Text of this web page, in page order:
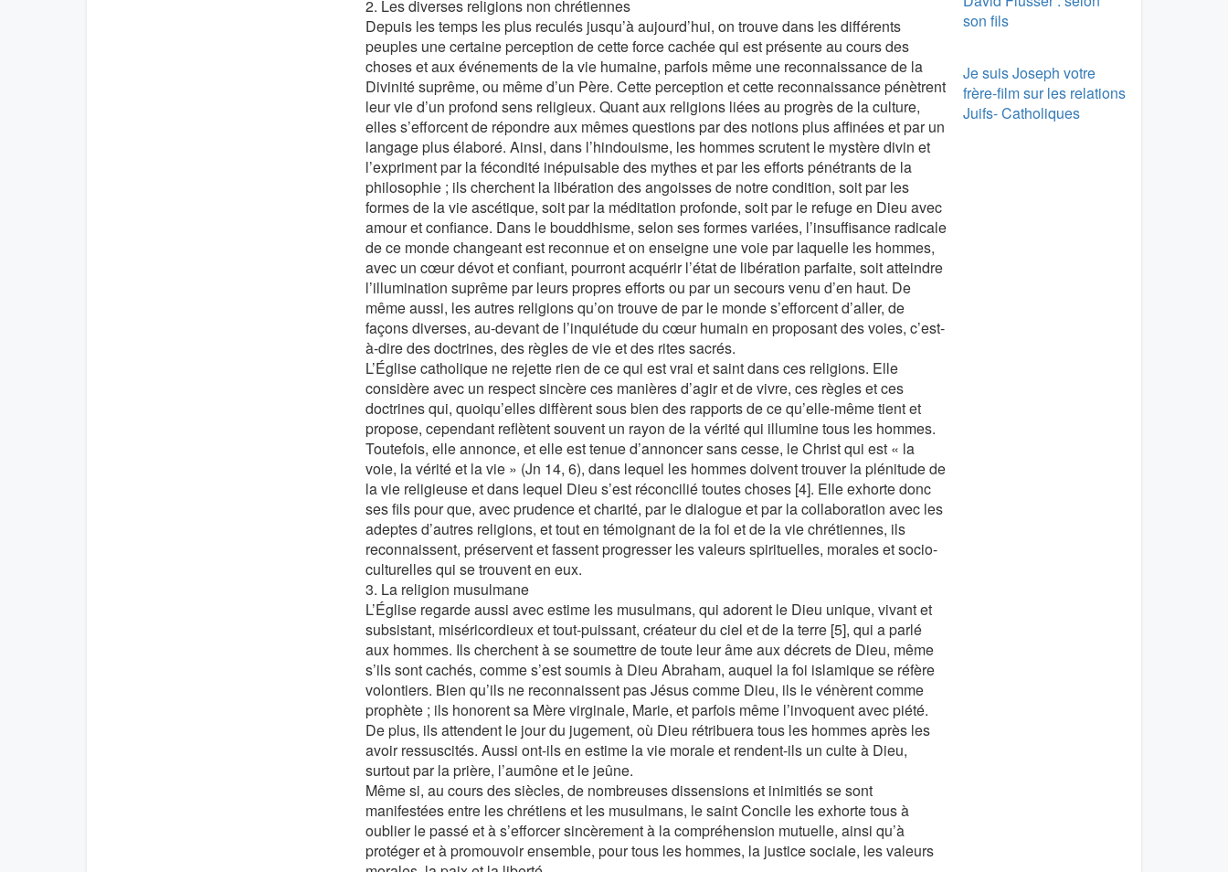
2. Les diverses religions non chrétiennes
Depuis les temps les plus reculés jusqu’à aujourd’hui, on trouve dans les différents
peuples une certaine perception de cette force cachée qui est présente au cours des
choses et aux événements de la vie humaine, parfois même une reconnaissance de la
Divinité suprême, ou même d’un Père. Cette perception et cette reconnaissance pénètrent
leur vie d’un profond sens religieux. Quant aux religions liées au progrès de la culture,
elles s’efforcent de répondre aux mêmes questions par des notions plus affinées et par un
langage plus élaboré. Ainsi, dans l’hindouisme, les hommes scrutent le mystère divin et
l’expriment par la fécondité inépuisable des mythes et par les efforts pénétrants de la
philosophie ; ils cherchent la libération des angoisses de notre condition, soit par les
formes de la vie ascétique, soit par la méditation profonde, soit par le refuge en Dieu avec
amour et confiance. Dans le bouddhisme, selon ses formes variées, l’insuffisance radicale
de ce monde changeant est reconnue et on enseigne une voie par laquelle les hommes,
avec un cœur dévot et confiant, pourront acquérir l’état de libération parfaite, soit atteindre
l’illumination suprême par leurs propres efforts ou par un secours venu d’en haut. De
même aussi, les autres religions qu’on trouve de par le monde s’efforcent d’aller, de
façons diverses, au-devant de l’inquiétude du cœur humain en proposant des voies, c’est-
à-dire des doctrines, des règles de vie et des rites sacrés.
L’Église catholique ne rejette rien de ce qui est vrai et saint dans ces religions. Elle
considère avec un respect sincère ces manières d’agir et de vivre, ces règles et ces
doctrines qui, quoiqu’elles diffèrent sous bien des rapports de ce qu’elle-même tient et
propose, cependant reflètent souvent un rayon de la vérité qui illumine tous les hommes.
Toutefois, elle annonce, et elle est tenue d’annoncer sans cesse, le Christ qui est « la
voie, la vérité et la vie » (Jn 14, 6), dans lequel les hommes doivent trouver la plénitude de
la vie religieuse et dans lequel Dieu s’est réconcilié toutes choses [4]. Elle exhorte donc
ses fils pour que, avec prudence et charité, par le dialogue et par la collaboration avec les
adeptes d’autres religions, et tout en témoignant de la foi et de la vie chrétiennes, ils
reconnaissent, préservent et fassent progresser les valeurs spirituelles, morales et socio-
culturelles qui se trouvent en eux.
3. La religion musulmane
L’Église regarde aussi avec estime les musulmans, qui adorent le Dieu unique, vivant et
subsistant, miséricordieux et tout-puissant, créateur du ciel et de la terre [5], qui a parlé
aux hommes. Ils cherchent à se soumettre de toute leur âme aux décrets de Dieu, même
s’ils sont cachés, comme s’est soumis à Dieu Abraham, auquel la foi islamique se réfère
volontiers. Bien qu’ils ne reconnaissent pas Jésus comme Dieu, ils le vénèrent comme
prophète ; ils honorent sa Mère virginale, Marie, et parfois même l’invoquent avec piété.
De plus, ils attendent le jour du jugement, où Dieu rétribuera tous les hommes après les
avoir ressuscités. Aussi ont-ils en estime la vie morale et rendent-ils un culte à Dieu,
surtout par la prière, l’aumône et le jeûne.
Même si, au cours des siècles, de nombreuses dissensions et inimitiés se sont
manifestées entre les chrétiens et les musulmans, le saint Concile les exhorte tous à
oublier le passé et à s’efforcer sincèrement à la compréhension mutuelle, ainsi qu’à
protéger et à promouvoir ensemble, pour tous les hommes, la justice sociale, les valeurs
son fils
Je suis Joseph votre
frère-film sur les relations
Juifs- Catholiques